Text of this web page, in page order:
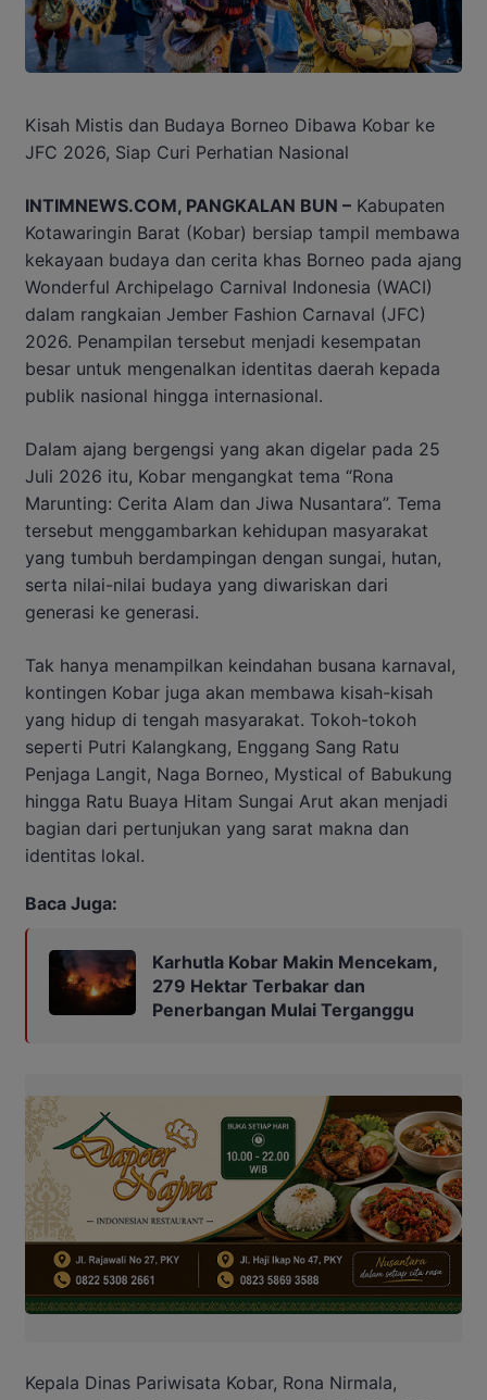
Kisah Mistis dan Budaya Borneo Dibawa Kobar ke
JFC 2026, Siap Curi Perhatian Nasional
INTIMNEWS.COM, PANGKALAN BUN – Kabupaten
Kotawaringin Barat (Kobar) bersiap tampil membawa
kekayaan budaya dan cerita khas Borneo pada ajang
Wonderful Archipelago Carnival Indonesia (WACI)
dalam rangkaian Jember Fashion Carnaval (JFC)
2026. Penampilan tersebut menjadi kesempatan
besar untuk mengenalkan identitas daerah kepada
publik nasional hingga internasional.
Dalam ajang bergengsi yang akan digelar pada 25
Juli 2026 itu, Kobar mengangkat tema “Rona
Marunting: Cerita Alam dan Jiwa Nusantara”. Tema
tersebut menggambarkan kehidupan masyarakat
yang tumbuh berdampingan dengan sungai, hutan,
serta nilai-nilai budaya yang diwariskan dari
generasi ke generasi.
Tak hanya menampilkan keindahan busana karnaval,
kontingen Kobar juga akan membawa kisah-kisah
yang hidup di tengah masyarakat. Tokoh-tokoh
seperti Putri Kalangkang, Enggang Sang Ratu
Penjaga Langit, Naga Borneo, Mystical of Babukung
hingga Ratu Buaya Hitam Sungai Arut akan menjadi
bagian dari pertunjukan yang sarat makna dan
identitas lokal.
Baca Juga:
Karhutla Kobar Makin Mencekam,
279 Hektar Terbakar dan
Penerbangan Mulai Terganggu
Kepala Dinas Pariwisata Kobar, Rona Nirmala,